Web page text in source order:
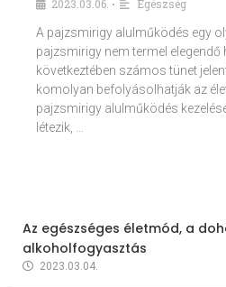
2023.03.06. •
Egészség
A pajzsmirigy alulműködés egy
pajzsmirigy nem termel elegendő
következtében számos tünet
komolyan befolyásolhatják az
pajzsmirigy alulműködés
létezik, …
Az egészséges életmód, a
alkoholfogyasztás
2023.03.04.